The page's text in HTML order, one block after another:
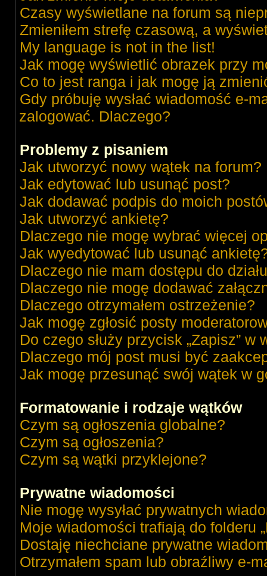
Czasy wyświetlane na forum są
Zmieniłem strefę czasową, a
My language is not in the list!
Jak mogę wyświetlić obrazek przy
Co to jest ranga i jak mogę ją
Gdy próbuję wysłać wiadomość e-
zalogować. Dlaczego?
Problemy z pisaniem
Jak utworzyć nowy wątek na forum?
Jak edytować lub usunąć post?
Jak dodawać podpis do moich
Jak utworzyć ankietę?
Dlaczego nie mogę wybrać więcej
Jak wyedytować lub usunąć
Dlaczego nie mam dostępu do
Dlaczego nie mogę dodawać
Dlaczego otrzymałem ostrzeżenie?
Jak mogę zgłosić posty
Do czego służy przycisk „Zapisz”
Dlaczego mój post musi być
Jak mogę przesunąć swój wątek w
Formatowanie i rodzaje wątków
Czym są ogłoszenia globalne?
Czym są ogłoszenia?
Czym są wątki przyklejone?
Prywatne wiadomości
Nie mogę wysyłać prywatnych
Moje wiadomości trafiają do folderu
Dostaję niechciane prywatne
Otrzymałem spam lub obraźliwy e-